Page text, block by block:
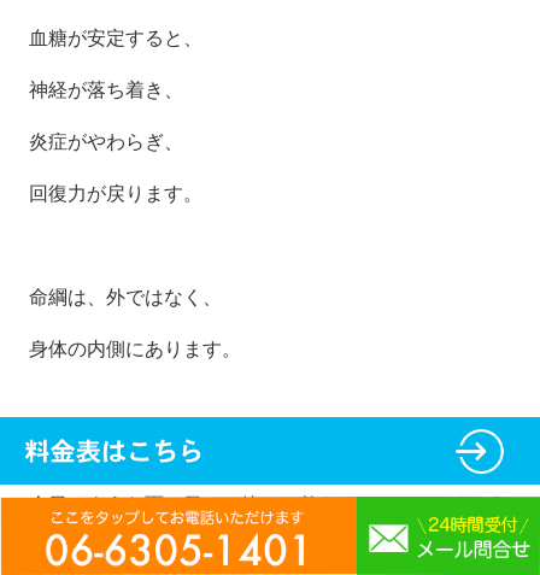
血糖が安定すると、
神経が落ち着き、
炎症がやわらぎ、
回復力が戻ります。
命綱は、外ではなく、
身体の内側にあります。
今日のような雨の日こそ静かに整えていきましょう。^